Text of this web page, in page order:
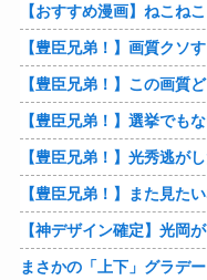
【おすすめ漫画】ねこね
【豊臣兄弟！】画質クソ
【豊臣兄弟！】この画質
【豊臣兄弟！】選挙でも
【豊臣兄弟！】光秀逃が
【豊臣兄弟！】また見た